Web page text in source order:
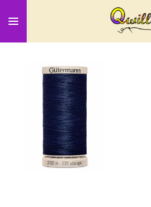
direct
naar
hoofdinhoud